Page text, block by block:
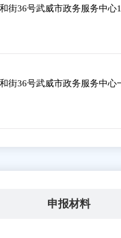
街36号武威市政务服务中
街36号武威市政务服务中心
申报材料